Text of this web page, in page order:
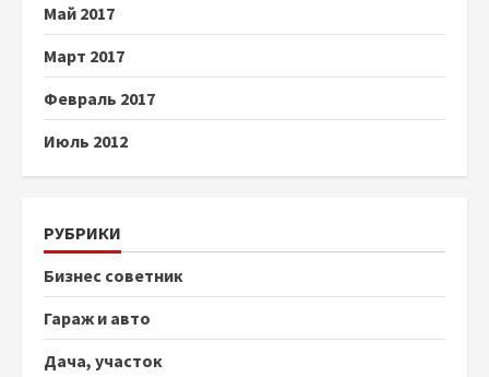
Май 2017
Март 2017
Февраль 2017
Июль 2012
РУБРИКИ
Бизнес советник
Гараж и авто
Дача, участок